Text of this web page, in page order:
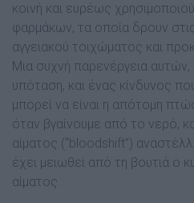
κοινή και ευρέως
φαρμάκων, τα οποία δρουν
αγγειακού τοιχώματος και
Μια συχνή παρενέργεια αυτών,
υπόταση, και ένας κίνδυνος
μπορεί να είναι η απότομη
όταν βγαίνουμε από το νερό,
αίματος (“bloodshift”)
έχει μειωθεί από τη βουτιά ο
αίματος.